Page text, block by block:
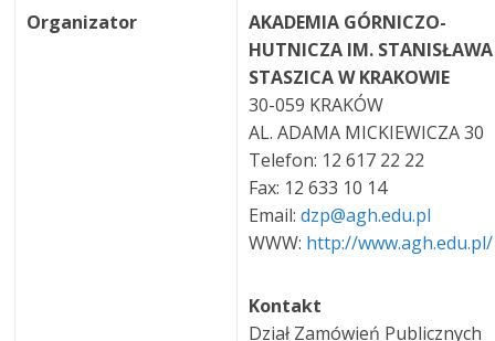
Organizator
AKADEMIA GÓRNICZO-
HUTNICZA IM. STANISŁAWA
STASZICA W KRAKOWIE
30-059 KRAKÓW
AL. ADAMA MICKIEWICZA 30
Telefon: 12 617 22 22
Fax: 12 633 10 14
Email:dzp@agh.edu.pl
WWW: http://www.agh.edu.pl/
Kontakt
Dział Zamówień Publicznych